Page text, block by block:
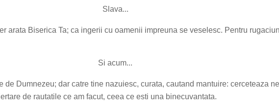
Slava...
arata Biserica Ta; ca ingerii cu oamenii impreuna se veselesc. Pentru
Si acum...
Dumnezeu; dar catre tine nazuiesc, curata, cautand mantuire: cerceteaza
de rautatile ce am facut, ceea ce esti una binecuvantata.